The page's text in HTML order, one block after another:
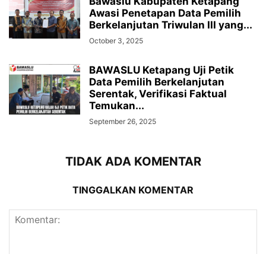
Awasi Penetapan Data Pemilih
Berkelanjutan Triwulan III yang...
October 3, 2025
BAWASLU Ketapang Uji Petik
Data Pemilih Berkelanjutan
Serentak, Verifikasi Faktual
Temukan...
September 26, 2025
TIDAK ADA KOMENTAR
TINGGALKAN KOMENTAR